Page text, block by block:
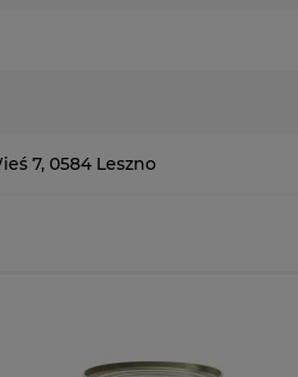
7, 0584 Leszno